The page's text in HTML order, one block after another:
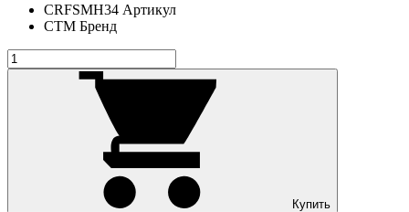
CRFSMH34 Артикул
СТМ Бренд
Купить